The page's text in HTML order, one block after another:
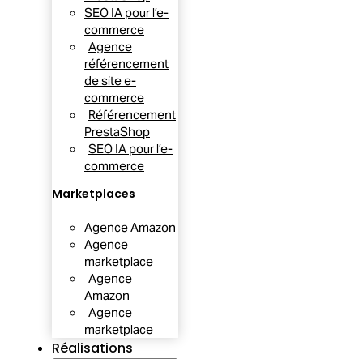
SEO IA pour l’e-
commerce
Agence
référencement
de site e-
commerce
Référencement
PrestaShop
SEO IA pour l’e-
commerce
Marketplaces
Agence Amazon
Agence
marketplace
Agence
Amazon
Agence
marketplace
Réalisations